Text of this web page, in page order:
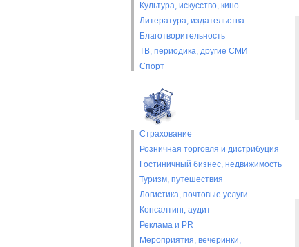
Культура, искусство, кино
Литература, издательства
Благотворительность
ТВ, периодика, другие СМИ
Спорт
Страхование
Розничная торговля и дистрибуция
Гостиничный бизнес, недвижимость
Туризм, путешествия
Логистика, почтовые услуги
Консалтинг, аудит
Реклама и PR
Мероприятия, вечеринки,